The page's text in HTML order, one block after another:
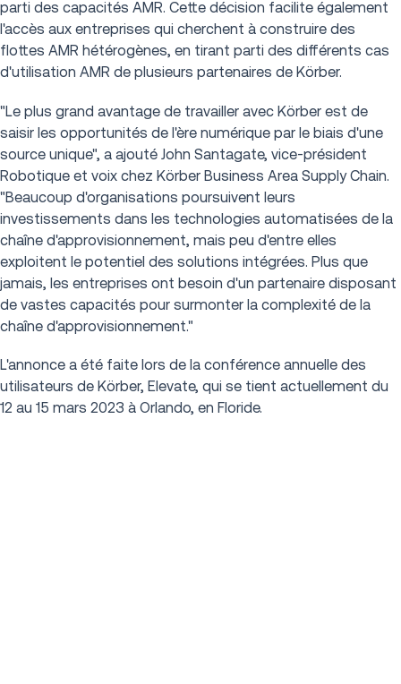
parti des capacités AMR. Cette décision facilite également
l'accès aux entreprises qui cherchent à construire des
flottes AMR hétérogènes, en tirant parti des différents cas
d'utilisation AMR de plusieurs partenaires de Körber.
"Le plus grand avantage de travailler avec Körber est de
saisir les opportunités de l'ère numérique par le biais d'une
source unique", a ajouté John Santagate, vice-président
Robotique et voix chez Körber Business Area Supply Chain.
"Beaucoup d'organisations poursuivent leurs
investissements dans les technologies automatisées de la
chaîne d'approvisionnement, mais peu d'entre elles
exploitent le potentiel des solutions intégrées. Plus que
jamais, les entreprises ont besoin d'un partenaire disposant
de vastes capacités pour surmonter la complexité de la
chaîne d'approvisionnement."
L'annonce a été faite lors de la conférence annuelle des
utilisateurs de Körber, Elevate, qui se tient actuellement du
12 au 15 mars 2023 à Orlando, en Floride.